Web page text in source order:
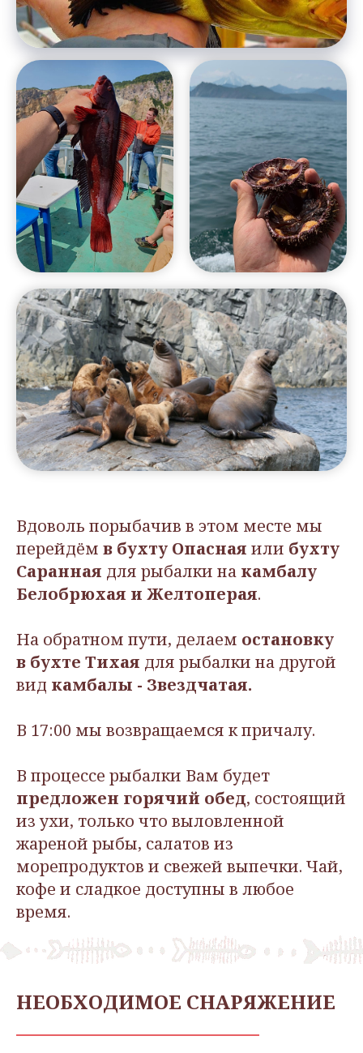
Вдоволь порыбачив в этом месте мы
перейдём в бухту Опасная или бухту
Саранная для рыбалки на камбалу
Белобрюхая и Желтоперая.
На обратном пути, делаем остановку
в бухте Тихая для рыбалки на другой
вид камбалы - Звездчатая.
В 17:00 мы возвращаемся к причалу.
В процессе рыбалки Вам будет
предложен горячий обед, состоящий
из ухи, только что выловленной
жареной рыбы, салатов из
морепродуктов и свежей выпечки. Чай,
кофе и сладкое доступны в любое
время.
НЕОБХОДИМОЕ СНАРЯЖЕНИЕ